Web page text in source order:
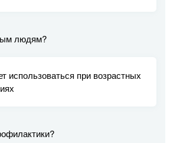
людям?
использоваться при возрастных